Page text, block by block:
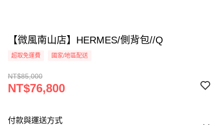
【微風南山店】HERMES/側背包//Q
超取免運費 國家/地區配送
NT$85,000
NT$76,800
付款與運送方式